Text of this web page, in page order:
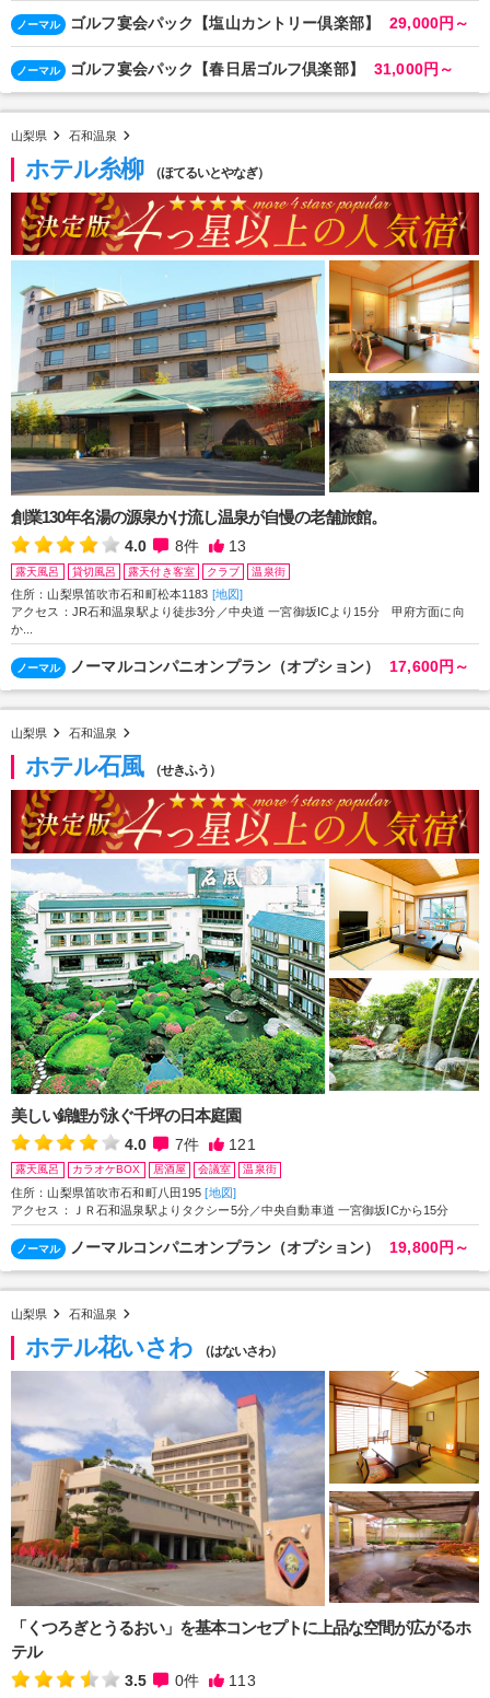
ノーマル ゴルフ宴会パック【塩山カントリー倶楽部】 29,000円～
ノーマル ゴルフ宴会パック【春日居ゴルフ倶楽部】 31,000円～
山梨県 石和温泉
ホテル糸柳 （ほてるいとやなぎ）
創業130年名湯の源泉かけ流し温泉が自慢の老舗旅館。
4.0 8件 13
露天風呂 貸切風呂 露天付き客室 クラブ 温泉街
住所：山梨県笛吹市石和町松本1183 [地図]
アクセス：JR石和温泉駅より徒歩3分／中央道 一宮御坂ICより15分 甲府方面に向
か...
ノーマル ノーマルコンパニオンプラン（オプション） 17,600円～
山梨県 石和温泉
ホテル石風 （せきふう）
美しい錦鯉が泳ぐ千坪の日本庭園
4.0 7件 121
露天風呂 カラオケBOX 居酒屋 会議室 温泉街
住所：山梨県笛吹市石和町八田195 [地図]
アクセス：ＪＲ石和温泉駅よりタクシー5分／中央自動車道 一宮御坂ICから15分
ノーマル ノーマルコンパニオンプラン（オプション） 19,800円～
山梨県 石和温泉
ホテル花いさわ （はないさわ）
「くつろぎとうるおい」を基本コンセプトに上品な空間が広がるホ
テル
3.5 0件 113